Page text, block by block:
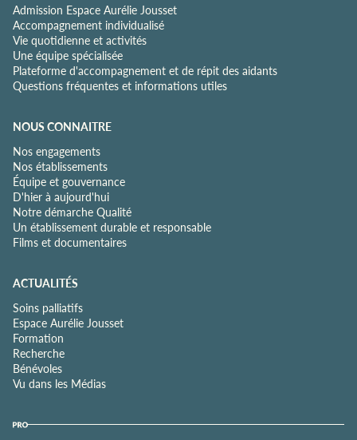
Admission Espace Aurélie Jousset
Accompagnement individualisé
Vie quotidienne et activités
Une équipe spécialisée
Plateforme d'accompagnement et de répit des aidants
Questions fréquentes et informations utiles
NOUS CONNAITRE
Nos engagements
Nos établissements
Équipe et gouvernance
D'hier à aujourd'hui
Notre démarche Qualité
Un établissement durable et responsable
Films et documentaires
ACTUALITÉS
Soins palliatifs
Espace Aurélie Jousset
Formation
Recherche
Bénévoles
Vu dans les Médias